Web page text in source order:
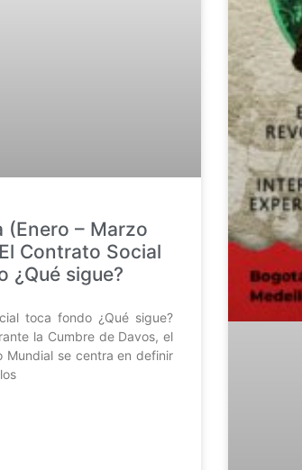
(Enero – Marzo
Contrato Social
¿Qué sigue?
toca fondo ¿Qué sigue?
la Cumbre de Davos, el
Mundial se centra en definir